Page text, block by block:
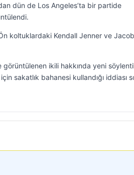
dün de Los Angeles’ta bir partide
koltuklardaki Kendall Jenner ve Jacob
ikili hakkında yeni
sakatlık bahanesi kullandığı iddiası